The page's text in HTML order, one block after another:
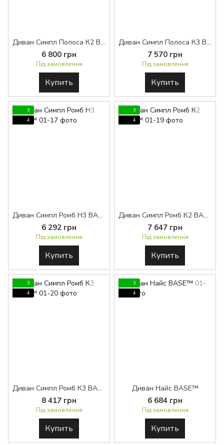
Диван Симпл Полоса К2 BASE™
6 800 грн
Під замовлення
Купить
Диван Симпл Полоса К3 BASE™
7 570 грн
Під замовлення
Купить
3
4
Диван Симпл Ромб H3 BASE™
6 292 грн
Під замовлення
Купить
3
4
Диван Симпл Ромб К2 BASE™
7 647 грн
Під замовлення
Купить
3
4
Диван Симпл Ромб К3 BASE™
8 417 грн
Під замовлення
Купить
3
4
Диван Найс BASE™
6 684 грн
Під замовлення
Купить